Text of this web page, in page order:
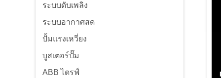
ระบบดับเพลิง
ระบบอากาศสด
ปั้มแรงเหวี่ยง
บูสเตอร์ปั๊ม
ABB ไดรฟ์